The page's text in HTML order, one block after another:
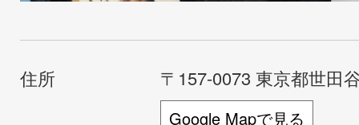
住所 〒157-0073 東京都世田
Google Mapで見る